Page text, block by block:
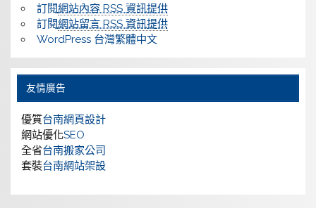
訂閱網站內容 RSS 資訊提供
訂閱網站留言 RSS 資訊提供
WordPress 台灣繁體中文
友情廣告
優質台南網頁設計
網站優化SEO
全省台南搬家公司
套裝台南網站架設